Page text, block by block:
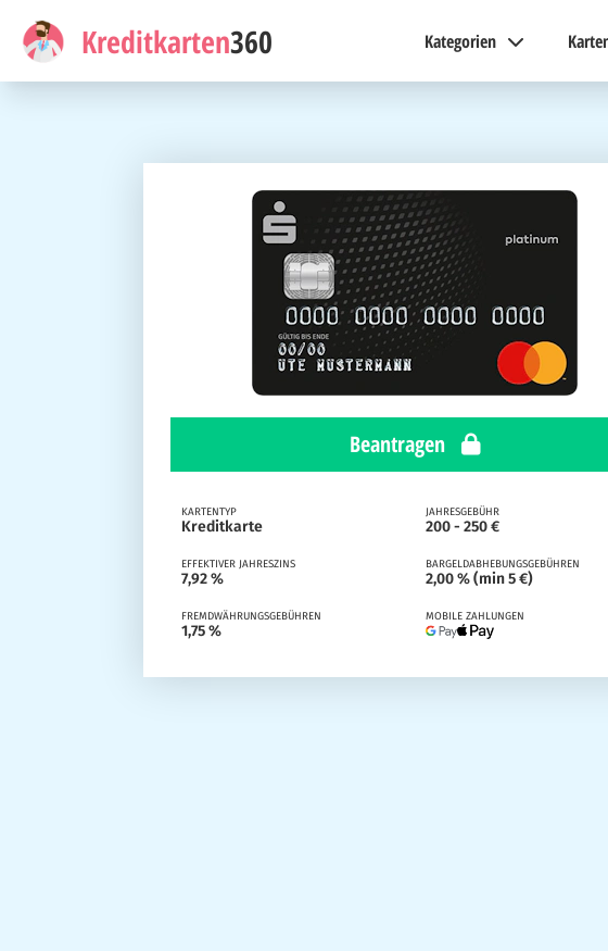
Kreditkarten360 Kategorien
Beantragen
KARTENTYP
Kreditkarte
JAHRESGEBÜHR
200 - 250 €
EFFEKTIVER JAHRESZINS
7,92 %
BARGELDABHEBUNGSGEBÜHREN
2,00 % (min 5 €)
FREMDWÄHRUNGSGEBÜHREN
1,75 %
MOBILE ZAHLUNGEN